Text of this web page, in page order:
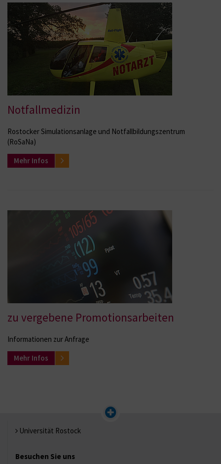
Notfallmedizin
Rostocker Simulationsanlage und Notfallbildungszentrum
(RoSaNa)
Mehr Infos
zu vergebene Promotionsarbeiten
Informationen zur Anfrage
Mehr Infos
Universität Rostock
Besuchen Sie uns